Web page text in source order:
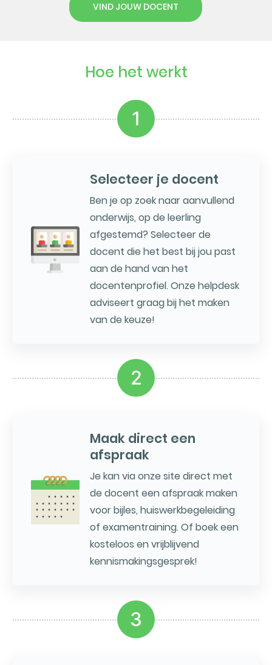
VIND JOUW DOCENT
Hoe het werkt
1
Selecteer je docent
Ben je op zoek naar aanvullend
onderwijs, op de leerling
afgestemd? Selecteer de
docent die het best bij jou past
aan de hand van het
docentenprofiel. Onze helpdesk
adviseert graag bij het maken
van de keuze!
2
Maak direct een
afspraak
Je kan via onze site direct met
de docent een afspraak maken
voor bijles, huiswerkbegeleiding
of examentraining. Of boek een
kosteloos en vrijblijvend
kennismakingsgesprek!
3